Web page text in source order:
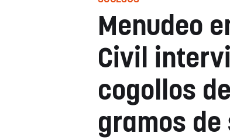
Menudeo
Civil
cogollos
gramos de